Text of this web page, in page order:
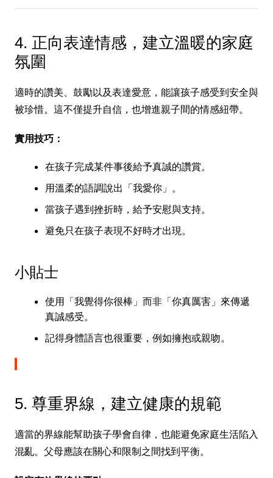
4. 正向表達情感，建立溫暖的家庭
氛圍
適時的讚美、鼓勵以及表達愛意，能讓孩子感受到安全與
被珍惜。這不僅提升自信，也增進親子間的情感紐帶。
實用技巧：
在孩子完成某件事後給予真誠的讚賞。
用溫柔的語調說出「我愛你」。
當孩子遇到挫折時，給予安慰與支持。
避免只在孩子表現不好時才出現。
小貼士
使用「我覺得你很棒」而非「你真厲害」來傳遞
真誠感受。
記得身體語言也很重要，例如擁抱或親吻。
5. 尊重界線，建立健康的規範
適當的界線能幫助孩子學會自律，也能避免家庭生活陷入
混亂。父母應該在關心和限制之間找到平衡。